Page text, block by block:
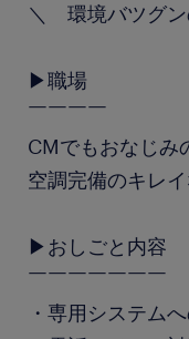
＼ 環境バツグ
▶職場
￣￣￣￣
CMでもおなじみ
空調完備のキレイ
▶おしごと内容
￣￣￣￣￣￣￣
・専用システム